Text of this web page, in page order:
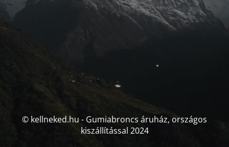
© kellneked.hu - Gumiabroncs áruház, országos
kiszállítással 2024